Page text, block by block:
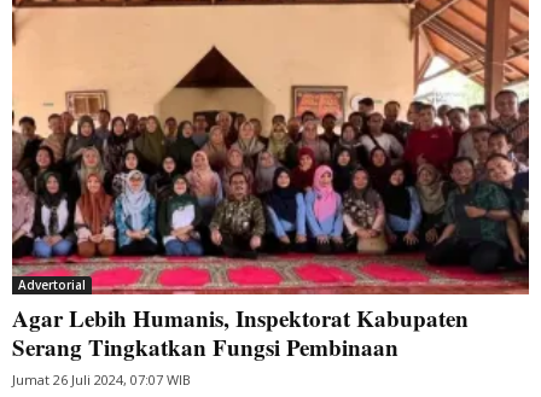
Advertorial
Agar Lebih Humanis, Inspektorat Kabupaten
Serang Tingkatkan Fungsi Pembinaan
Jumat 26 Juli 2024, 07:07 WIB